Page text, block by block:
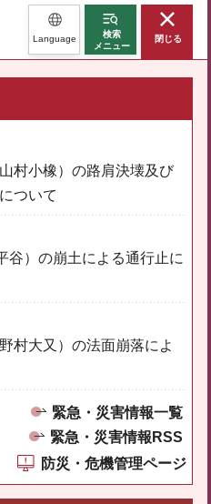
Language
検索
メニュー
閉じる
村小橡）の路肩決壊及び
ついて
谷）の崩土による通行止に
村大又）の法面崩落によ
緊急・災害情報一覧
緊急・災害情報RSS
防災・危機管理ページ